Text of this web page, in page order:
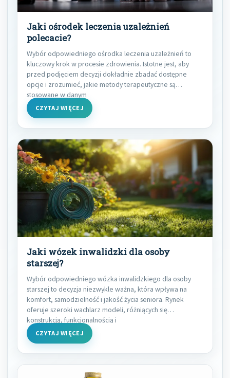
Jaki ośrodek leczenia uzależnień
polecacie?
Wybór odpowiedniego ośrodka leczenia uzależnień to
kluczowy krok w procesie zdrowienia. Istotne jest, aby
przed podjęciem decyzji dokładnie zbadać dostępne
opcje i zrozumieć, jakie metody terapeutyczne są
stosowane w danym
CZYTAJ WIĘCEJ
Jaki wózek inwalidzki dla osoby
starszej?
Wybór odpowiedniego wózka inwalidzkiego dla osoby
starszej to decyzja niezwykle ważna, która wpływa na
komfort, samodzielność i jakość życia seniora. Rynek
oferuje szeroki wachlarz modeli, różniących się
konstrukcją, funkcjonalnością i
CZYTAJ WIĘCEJ